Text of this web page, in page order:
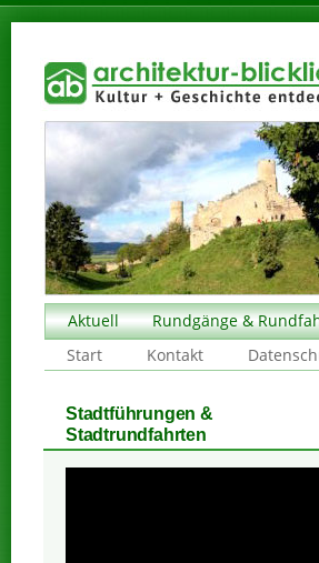
Aktuell Rundgänge &
Start
Kontakt
Stadtführungen &
Stadtrundfahrten